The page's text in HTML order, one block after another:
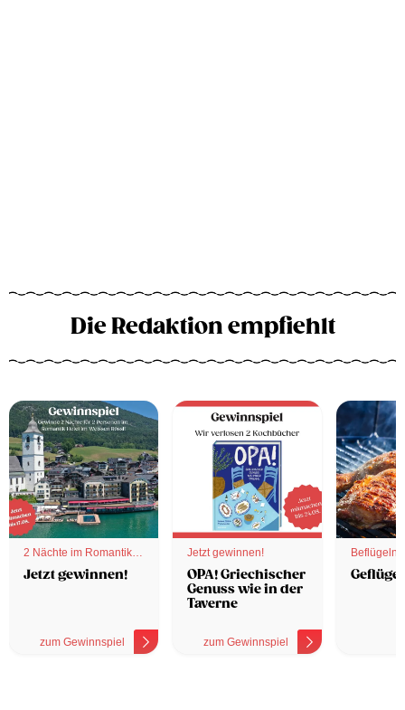
Die Redaktion empfiehlt
2 Nächte im Romantik
Hotel
Jetzt gewinnen!
zum Gewinnspiel
Jetzt gewinnen!
OPA! Griechischer
Genuss wie in der
Taverne
zum Gewinnspiel